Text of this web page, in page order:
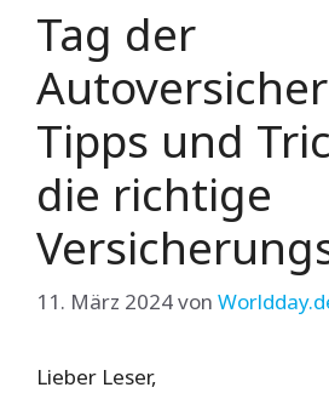
Tag der
Tipps und
die richtige
11. März 2024von
Lieber Leser,